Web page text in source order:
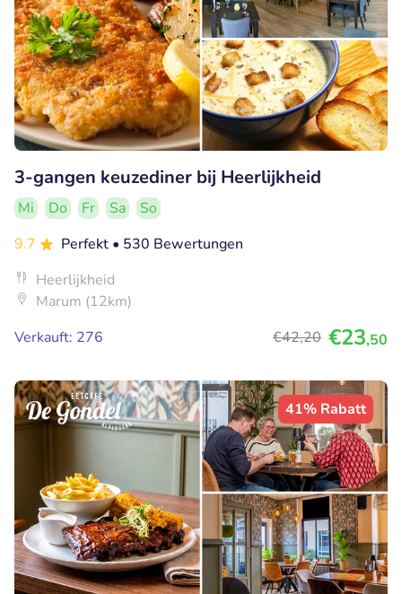
3-gangen keuzediner bij Heerlijkheid
Mi Do Fr Sa
So
9.7
Perfekt • 530 Bewertungen
Heerlijkheid
Marum (12km)
Verkauft: 276
€42,20 €23,50
41% Rabatt